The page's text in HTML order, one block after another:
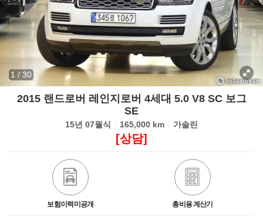
1 / 30
2015 랜드로버 레인지로버 4세대 5.0 V8 SC 보그
SE
15년 07월식 165,000 km 가솔린
[상담]
보험이력미공개 총비용 계산기